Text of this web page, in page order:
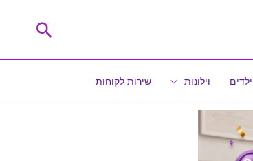
חיפוש
וילונות שירות לקוחות